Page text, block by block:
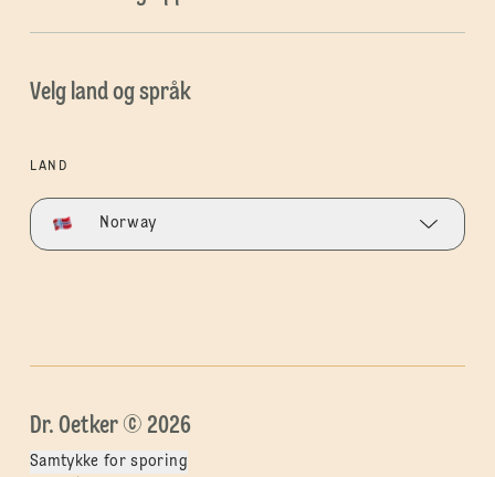
Velg land og språk
LAND
Norway
Dr. Oetker © 2026
Samtykke for sporing